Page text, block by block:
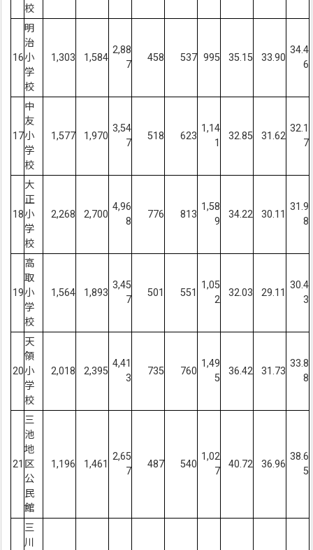
校
16
明
治
小
学
校
1,303 1,584
2,88
7
458 537 995 35.15 33.90
34.4
6
17
中
友
小
学
校
1,577 1,970
3,54
7
518 623
1,14
1
32.85 31.62
32.1
7
18
大
正
小
学
校
2,268 2,700
4,96
8
776 813
1,58
9
34.22 30.11
31.9
8
19
高
取
小
学
校
1,564 1,893
3,45
7
501 551
1,05
2
32.03 29.11
30.4
3
20
天
領
小
学
校
2,018 2,395
4,41
3
735 760
1,49
5
36.42 31.73
33.8
8
21
三
池
地
区
公
民
館
1,196 1,461
2,65
7
487 540
1,02
7
40.72 36.96
38.6
5
三
川